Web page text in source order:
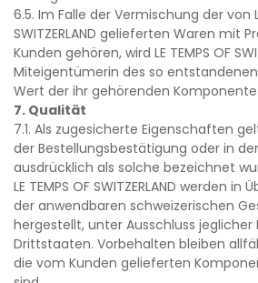
6.5. Im Falle der Vermischung der von
SWITZERLAND gelieferten Waren mit
Kunden gehören, wird LE TEMPS OF
Miteigentümerin des so
Wert der ihr gehörenden Komponente.
7. Qualität
7.1. Als zugesicherte Eigenschaften
der Bestellungsbestätigung oder in
ausdrücklich als solche bezeichnet
LE TEMPS OF SWITZERLAND werden
der anwendbaren schweizerischen
hergestellt, unter Ausschluss jeglicher
Drittstaaten. Vorbehalten bleiben
die vom Kunden gelieferten